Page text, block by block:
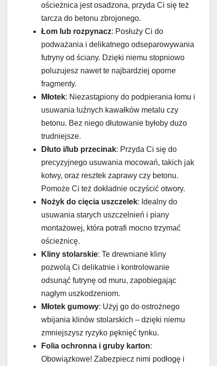
ościeżnica jest osadzona, przyda Ci się też
tarcza do betonu zbrojonego.
Łom lub rozpynacz: Posłuży Ci do
podważania i delikatnego odseparowywania
futryny od ściany. Dzięki niemu stopniowo
poluzujesz nawet te najbardziej oporne
fragmenty.
Młotek: Niezastąpiony do podpierania łomu i
usuwania luźnych kawałków metalu czy
betonu. Bez niego dłutowanie byłoby dużo
trudniejsze.
Dłuto i/lub przecinak: Przyda Ci się do
precyzyjnego usuwania mocowań, takich jak
kotwy, oraz resztek zaprawy czy betonu.
Pomoże Ci też dokładnie oczyścić otwory.
Nożyk do cięcia uszczelek: Idealny do
usuwania starych uszczelnień i piany
montażowej, która potrafi mocno trzymać
ościeżnicę.
Kliny stolarskie: Te drewniane kliny
pozwolą Ci delikatnie i kontrolowanie
odsunąć futrynę od muru, zapobiegając
nagłym uszkodzeniom.
Młotek gumowy: Użyj go do ostrożnego
wbijania klinów stolarskich – dzięki niemu
zmniejszysz ryzyko pęknięć tynku.
Folia ochronna i gruby karton:
Obowiązkowe! Zabezpiecz nimi podłogę i